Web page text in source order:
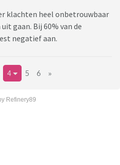
klachten heel onbetrouwbaar
gaan. Bij 60% van de
negatief aan.
4 5 6 »
Refinery89